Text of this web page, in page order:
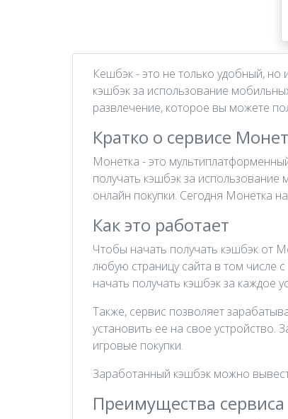
Кешбэк - это не только удобный,
кэшбэк за использование
развлечение, которое вы можете
Кратко о сервисе
Монетка - это
получать кэшбэк за
онлайн покупки. Сегодня Монетка
Как это работает
Чтобы начать получать кэшбэк от
любую страницу сайта в том числе
начать получать кэшбэк за каждое
Также, сервис позволяет
установить ее на свое
игровые покупки.
Заработанный кэшбэк можно
Преимущества